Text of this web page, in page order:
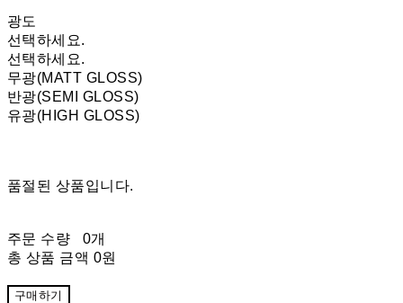
광도
선택하세요.
선택하세요.
무광(MATT GLOSS)
반광(SEMI GLOSS)
유광(HIGH GLOSS)
품절된 상품입니다.
주문 수량
0개
총 상품 금액 0원
구매하기